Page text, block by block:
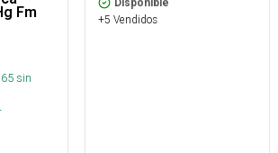
Fm
sin
Disponible
+5 Vendidos